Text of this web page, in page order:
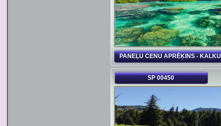
PANEĻU CENU APRĒĶINS -
SP 00450